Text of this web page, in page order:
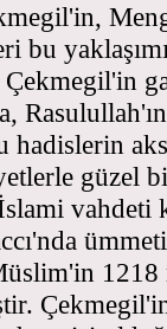
bu
hadislerin
güzel
vahdeti
1218